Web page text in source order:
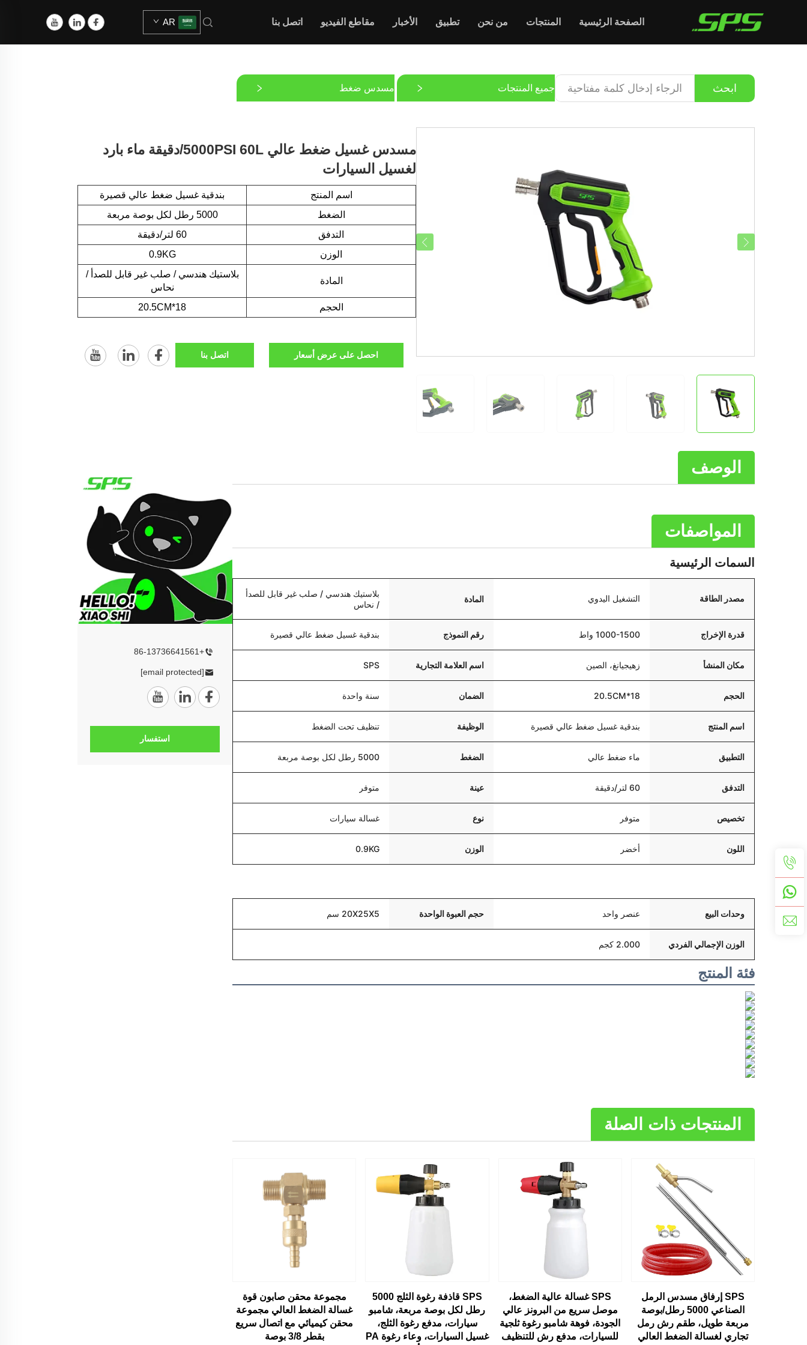
الصفحة الرئيسية المنتجات من نحن تطبيق الأخبار مقاطع الفيديو اتصل بنا AR
جميع المنتجات مسدس ضغط ابحث
مسدس غسيل ضغط عالي 5000PSI 60L/دقيقة ماء بارد
لغسيل السيارات
اسم المنتج
بندقية غسيل ضغط عالي قصيرة
الضغط
5000 رطل لكل بوصة مربعة
التدفق
60 لتر/دقيقة
الوزن
0.9KG
المادة
بلاستيك هندسي / صلب غير قابل للصدأ /
نحاس
الحجم
18*20.5CM
احصل على عرض أسعار اتصل بنا
+86-13736641561
[email protected]
استفسار
الوصف
المواصفات
السمات الرئيسية
مصدر الطاقة التشغيل اليدوي المادة
بلاستيك هندسي / صلب غير قابل للصدأ
/ نحاس
قدرة الإخراج 1000-1500 واط رقم النموذج بندقية غسيل ضغط عالي قصيرة
مكان المنشأ زهيجيانغ، الصين اسم العلامة التجارية SPS
الحجم 18*20.5CM الضمان سنة واحدة
اسم المنتج بندقية غسيل ضغط عالي قصيرة الوظيفة تنظيف تحت الضغط
التطبيق ماء ضغط عالي الضغط 5000 رطل لكل بوصة مربعة
التدفق 60 لتر/دقيقة عينة متوفر
تخصيص متوفر نوع غسالة سيارات
اللون أخضر الوزن 0.9KG
وحدات البيع عنصر واحد حجم العبوة الواحدة 20X25X5 سم
الوزن الإجمالي الفردي 2.000 كجم
فئة المنتج
المنتجات ذات الصلة
مجموعة محقن صابون قوة
غسالة الضغط العالي مجموعة
محقن كيميائي مع اتصال سريع
بقطر 3/8 بوصة
SPS قاذفة رغوة الثلج 5000
رطل لكل بوصة مربعة، شامبو
سيارات، مدفع رغوة الثلج،
غسيل السيارات، وعاء رغوة PA
SPS غسالة عالية الضغط،
موصل سريع من البرونز عالي
الجودة، فوهة شامبو رغوة ثلجية
للسيارات، مدفع رش للتنظيف
SPS إرفاق مسدس الرمل
الصناعي 5000 رطل/بوصة
مربعة طويل، طقم رش رمل
تجاري لغسالة الضغط العالي